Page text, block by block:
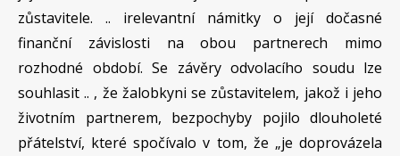
zůstavitele. .. irelevantní námitky o její dočasné
finanční závislosti na obou partnerech mimo
rozhodné období. Se závěry odvolacího soudu lze
souhlasit .. , že žalobkyni se zůstavitelem, jakož i jeho
životním partnerem, bezpochyby pojilo dlouholeté
přátelství, které spočívalo v tom, že „je doprovázela